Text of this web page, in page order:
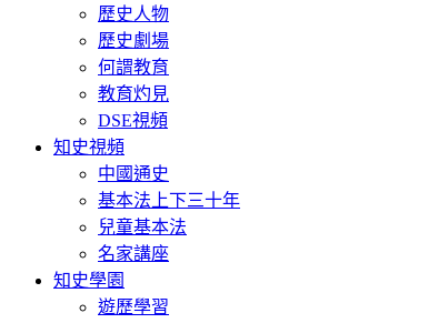
歷史人物
歷史劇場
何謂教育
教育灼見
DSE視頻
知史視頻
中國通史
基本法上下三十年
兒童基本法
名家講座
知史學園
遊歷學習